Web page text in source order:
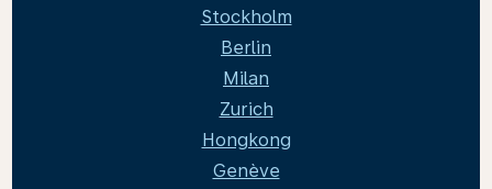
Stockholm
Berlin
Milan
Zurich
Hongkong
Genève